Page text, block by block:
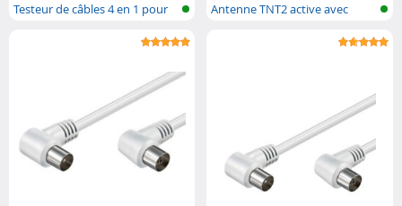
Testeur de câbles 4 en 1 pour
Antenne TNT2 active avec